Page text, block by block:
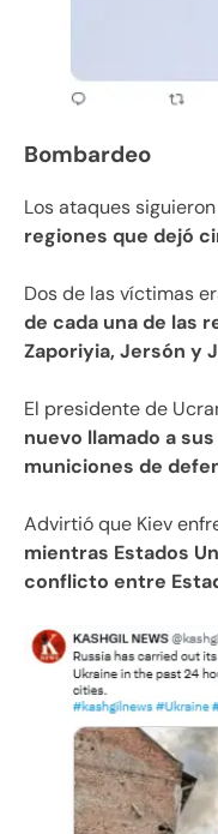
Bombardeo
Los ataques
regiones que dejó
Dos de las víctimas
de cada una de las
Zaporiyia, Jersón y
El presidente de
nuevo llamado a
municiones de
Advirtió que Kiev
mientras Estados
conflicto entre